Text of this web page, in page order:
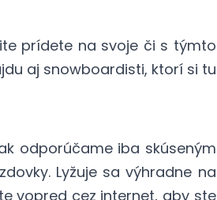
prídete na svoje či s týmto
aj snowboardisti, ktorí si tu
odporúčame iba skúseným
Lyžuje sa výhradne na
vopred cez internet, aby ste